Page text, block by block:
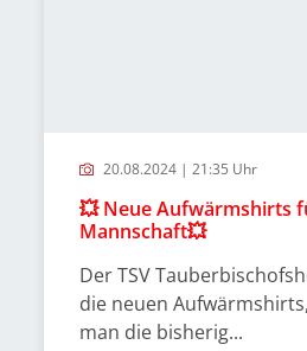
20.08.2024 | 21:35 Uhr
💥 Neue Aufwärmshirts
Mannschaft💥
Der TSV
die neuen
man die bisherig...